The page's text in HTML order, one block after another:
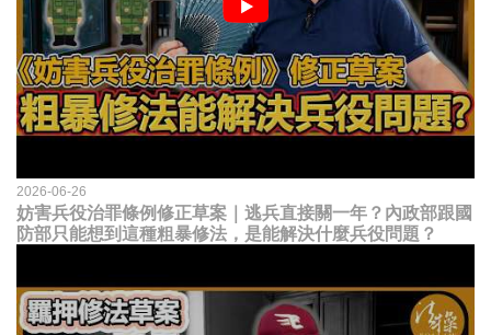
2026-06-26
妨害兵役治罪條例修正草案｜逃兵直接關一年？內政部跟國
防部只能想到這種粗暴修法，是能解決什麼兵役問題？